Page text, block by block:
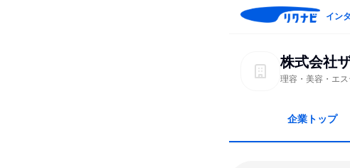
イン
株式会社
理容・美容・エス
企業トップ